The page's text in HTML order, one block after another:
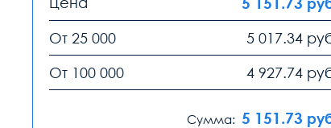
От 25 000
5 017.34
От 100 000
4 927.74
Сумма: 5 151.73